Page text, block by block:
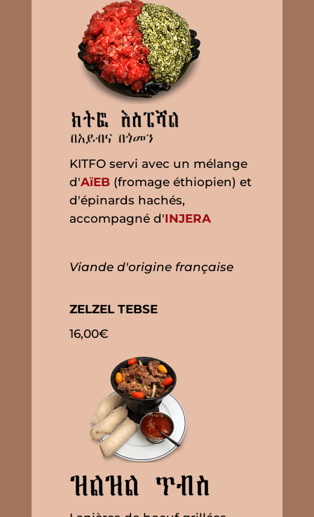
KITFO servi avec un mélange
d'AïEB(fromage éthiopien) et
d'épinards hachés,
accompagné d'INJERA
Viande d'origine française
ZELZEL TEBSE
16,00€